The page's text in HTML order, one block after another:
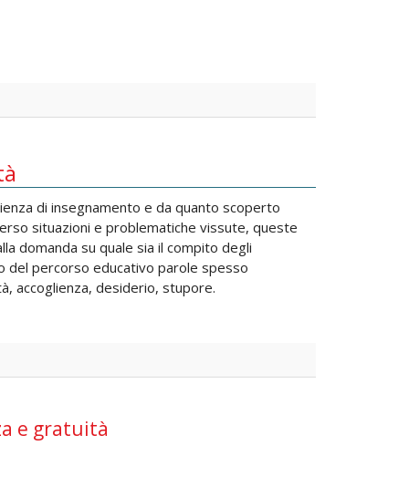
di insegnamento e da quanto scoperto
situazioni e problematiche vissute, queste
domanda su quale sia il compito degli
del percorso educativo parole spesso
accoglienza, desiderio, stupore.
e gratuità